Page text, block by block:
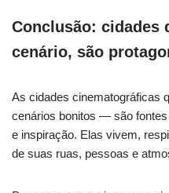
Conclusão: cidades
cenário, são
As cidades cinematográficas
cenários bonitos — são
e inspiração. Elas vivem,
de suas ruas, pessoas e